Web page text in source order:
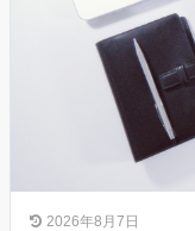
2026年8月7日